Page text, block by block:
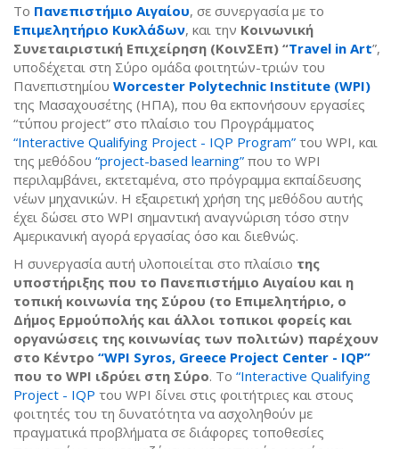
Το Πανεπιστήμιο Αιγαίου, σε συνεργασία με το
Επιμελητήριο Κυκλάδων, και την Κοινωνική
Συνεταιριστική Επιχείρηση (ΚοινΣΕπ) “Travel in Art”,
υποδέχεται στη Σύρο ομάδα φοιτητών-τριών του
Πανεπιστημίου Worcester Polytechnic Institute (WPI)
της Μασαχουσέτης (ΗΠΑ), που θα εκπονήσουν εργασίες
“τύπου project” στο πλαίσιο του Προγράμματος
“Interactive Qualifying Project - IQP Program” του WPI, και
της μεθόδου “project-based learning” που το WPI
περιλαμβάνει, εκτεταμένα, στο πρόγραμμα εκπαίδευσης
νέων μηχανικών. H εξαιρετική χρήση της μεθόδου αυτής
έχει δώσει στο WPI σημαντική αναγνώριση τόσο στην
Αμερικανική αγορά εργασίας όσο και διεθνώς.
Η συνεργασία αυτή υλοποιείται στο πλαίσιο της
υποστήριξης που το Πανεπιστήμιο Αιγαίου και η
τοπική κοινωνία της Σύρου (το Επιμελητήριο, ο
Δήμος Ερμούπολής και άλλοι τοπικοι φορείς και
οργανώσεις της κοινωνίας των πολιτών) παρέχουν
στο Κέντρο “WPI Syros, Greece Project Center - IQP”
που το WPI ιδρύει στη Σύρο. Το “Interactive Qualifying
Project - IQP του WPI δίνει στις φοιτήτριες και στους
φοιτητές του τη δυνατότητα να ασχοληθούν με
πραγματικά προβλήματα σε διάφορες τοποθεσίες